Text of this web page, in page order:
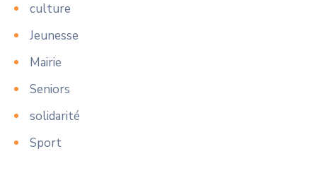
culture
Jeunesse
Mairie
Seniors
solidarité
Sport